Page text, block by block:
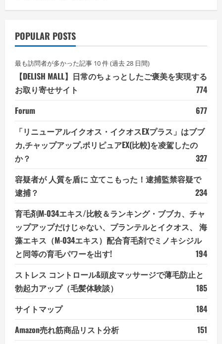
POPULAR POSTS
最も訪問者が多かった記事 10 件 (過去 28 日間)
【DELISH MALL】日常のちょっとしたご褒美を実現する
お取り寄せサイト
774
Forum
677
「リニューアルイクオス・イクオスEXプラス」はブブ
カ,チャップアップ,ポリピュアEX(比較)を凌駕したの
か？
327
容疑者が 人質を盾に 立てこもった！逮捕監禁容疑で
逮捕？
234
育毛剤M-034エキス/比較＆ランキング・ブブカ、チャ
ップアップだけじゃない、プランテルとイクオス、 海
藻エキス（M-034エキス）配合育毛剤でミノキシジル
と同等の育毛パワーを出す!
194
ストレス コントロール&頭皮マッサージで薄毛防止と
勃起力アップ（毛髪体験談）
185
サイトマップ
184
Amazon売れ筋商品リスト分析
151